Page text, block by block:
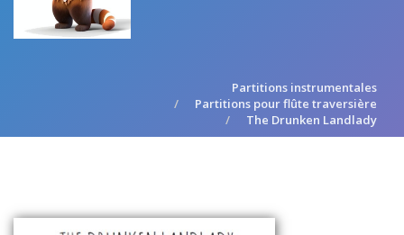
Partitions instrumentales
Partitions pour flûte traversière
The Drunken Landlady